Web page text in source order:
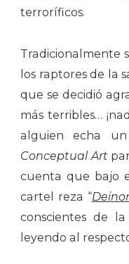
terroríficos.
Tradicionalmente
los raptores de la
que se decidió
más terribles…
alguien echa
Conceptual Art
cuenta que bajo
cartel reza “
conscientes de
leyendo al